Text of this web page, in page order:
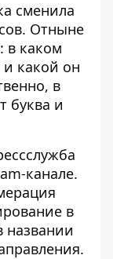
сменила
Отныне
: в каком
и какой он
в
буква и
канале.
в
названии